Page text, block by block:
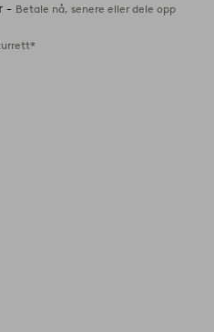
- Betale nå, senere eller dele opp